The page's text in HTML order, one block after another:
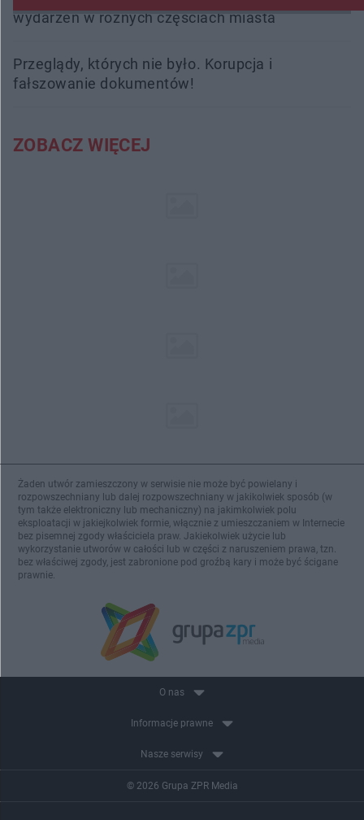
wydarzeń w różnych częściach miasta
Przeglądy, których nie było. Korupcja i
fałszowanie dokumentów!
ZOBACZ WIĘCEJ
Żaden utwór zamieszczony w serwisie nie może być powielany i
rozpowszechniany lub dalej rozpowszechniany w jakikolwiek sposób (w
tym także elektroniczny lub mechaniczny) na jakimkolwiek polu
eksploatacji w jakiejkolwiek formie, włącznie z umieszczaniem w Internecie
bez pisemnej zgody właściciela praw. Jakiekolwiek użycie lub
wykorzystanie utworów w całości lub w części z naruszeniem prawa, tzn.
bez właściwej zgody, jest zabronione pod groźbą kary i może być ścigane
prawnie.
O nas
Informacje prawne
Nasze serwisy
© 2026 Grupa ZPR Media